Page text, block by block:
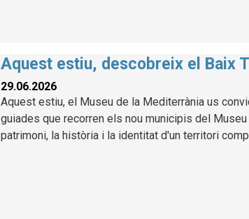
Aquest estiu, descobreix el Baix
29.06.2026
Aquest estiu, el Museu de la Mediterrània us
guiades que recorren els nou municipis del
patrimoni, la història i la identitat d'un territori